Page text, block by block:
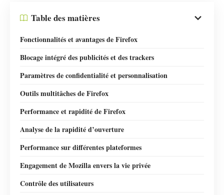
Table des matières
Fonctionnalités et avantages de Firefox
Blocage intégré des publicités et des trackers
Paramètres de confidentialité et personnalisation
Outils multitâches de Firefox
Performance et rapidité de Firefox
Analyse de la rapidité d’ouverture
Performance sur différentes plateformes
Engagement de Mozilla envers la vie privée
Contrôle des utilisateurs